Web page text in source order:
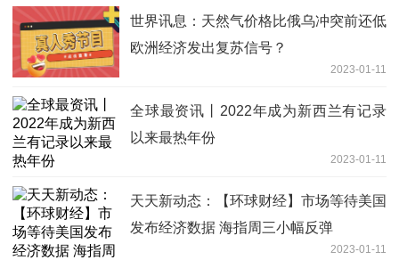
世界讯息：天然气价格比俄乌冲突前还低
欧洲经济发出复苏信号？
2023-01-11
全球最资讯丨2022年成为新西兰有记录
以来最热年份
2023-01-11
天天新动态：【环球财经】市场等待美国
发布经济数据 海指周三小幅反弹
2023-01-11